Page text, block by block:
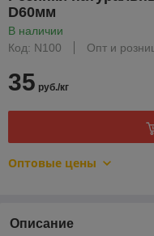
D60мм
В наличии
Код: N100
Опт и
35 руб./кг
Оптовые цены
Описание